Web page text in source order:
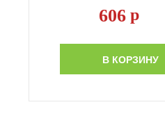
606 р
В КОРЗИНУ